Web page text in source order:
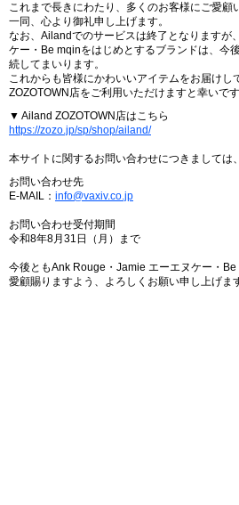
これまで長きにわたり、多くのお客様にご愛顧
一同、心より御礼申し上げます。
なお、Ailandでのサービスは終了となりますが
ケー・Be mqinをはじめとするブランドは、今
続してまいります。
これからも皆様にかわいいアイテムをお届けし
ZOZOTOWN店をご利用いただけますと幸いです
▼ Ailand ZOZOTOWN店はこちら
https://zozo.jp/sp/shop/ailand/
本サイトに関するお問い合わせにつきましては
お問い合わせ先
E-MAIL： info@vaxiv.co.jp
お問い合わせ受付期間
令和8年8月31日（月）まで
今後ともAnk Rouge・Jamie エーエヌケー・
愛顧賜りますよう、よろしくお願い申し上げま